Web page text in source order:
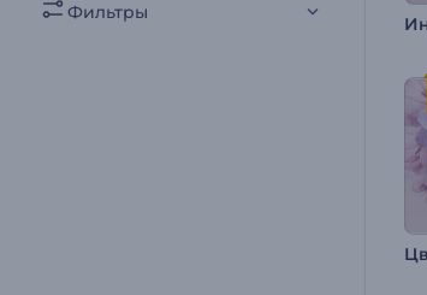
Фильтры